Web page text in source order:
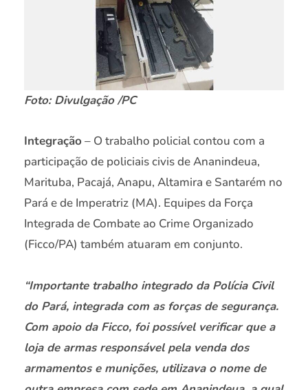
Foto: Divulgação /PC
Integração – O trabalho policial contou com a
participação de policiais civis de Ananindeua,
Marituba, Pacajá, Anapu, Altamira e Santarém no
Pará e de Imperatriz (MA). Equipes da Força
Integrada de Combate ao Crime Organizado
(Ficco/PA) também atuaram em conjunto.
“Importante trabalho integrado da Polícia Civil
do Pará, integrada com as forças de segurança.
Com apoio da Ficco, foi possível verificar que a
loja de armas responsável pela venda dos
armamentos e munições, utilizava o nome de